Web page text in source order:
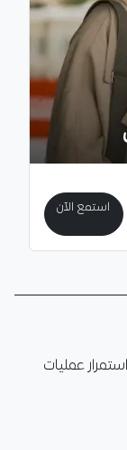
استمع الآن
ساعة.. استمرار عمليات